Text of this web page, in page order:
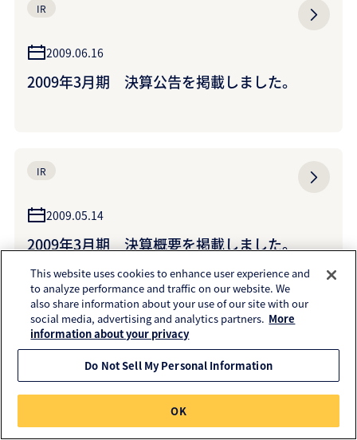
IR
2009.06.16
2009年3月期 決算公告を掲載しました。
IR
2009.05.14
2009年3月期 決算概要を掲載しました。
IR
2008.11.10
2009年3月期第2四半期 決算概要を掲載しま
した。
This website uses cookies to enhance user experience and
to analyze performance and traffic on our website. We
also share information about your use of our site with our
social media, advertising and analytics partners. More
information about your privacy
Do Not Sell My Personal Information
OK